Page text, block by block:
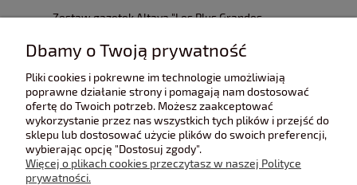
Zestaw gazetek Altaya "Les Plus Grandes
65,00 zł
Dbamy o Twoją prywatność
Pliki cookies i pokrewne im technologie umożliwiają
poprawne działanie strony i pomagają nam dostosować
ofertę do Twoich potrzeb. Możesz zaakceptować
wykorzystanie przez nas wszystkich tych plików i przejść do
sklepu lub dostosować użycie plików do swoich preferencji,
wybierając opcję "Dostosuj zgody".
Więcej o plikach cookies przeczytasz w naszej Polityce
prywatności.